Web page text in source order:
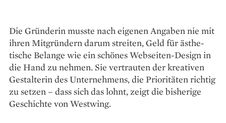
Die Gründerin musste nach eigenen Angaben nie mit
ihren Mitgründern darum streiten, Geld für ästhe­
tische Belange wie ein schönes Webseiten-Design in
die Hand zu nehmen. Sie vertrauten der kreativen
Gestalterin des Unternehmens, die Prioritäten richtig
zu setzen – dass sich das lohnt, zeigt die bisherige
Geschichte von Westwing.